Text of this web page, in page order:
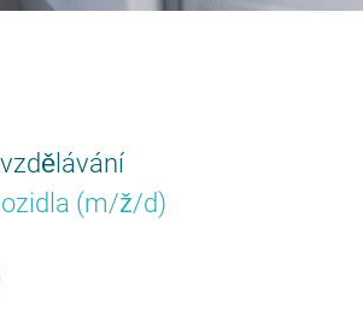
(m/ž/d)